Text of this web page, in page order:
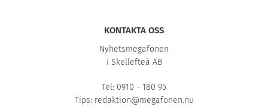
KONTAKTA OSS
Nyhetsmegafonen
i Skellefteå AB
Tel: 0910 - 180 95
Tips: redaktion@megafonen.nu